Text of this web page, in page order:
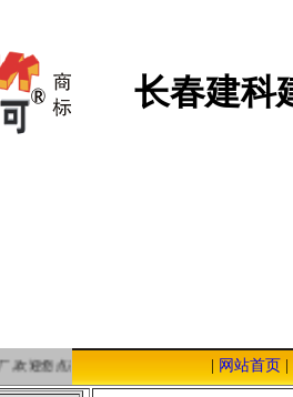
,欢迎您点击本站，我们将以优质的服务，低廉的
网站首页|
长春建科